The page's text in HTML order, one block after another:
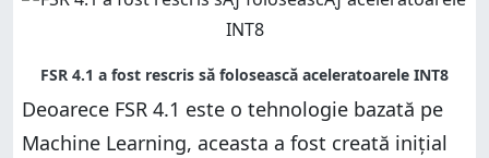
Deoarece FSR 4.1 este o tehnologie bazată pe
Machine Learning, aceasta a fost creată inițial